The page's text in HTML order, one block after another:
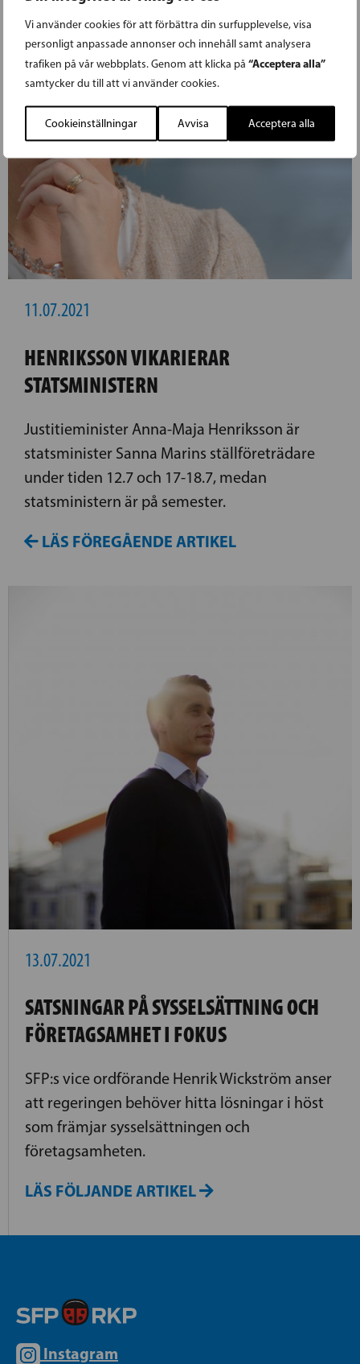
Vi använder cookies för att förbättra din surfupplevelse, visa
personligt anpassade annonser och innehåll samt analysera
trafiken på vår webbplats. Genom att klicka på “Acceptera alla”
samtycker du till att vi använder cookies.
Cookieinställningar Avvisa Acceptera alla
11.07.2021
HENRIKSSON VIKARIERAR
STATSMINISTERN
Justitieminister Anna-Maja Henriksson är
statsminister Sanna Marins ställföreträdare
under tiden 12.7 och 17-18.7, medan
statsministern är på semester.
LÄS FÖREGÅENDE ARTIKEL
13.07.2021
SATSNINGAR PÅ SYSSELSÄTTNING OCH
FÖRETAGSAMHET I FOKUS
SFP:s vice ordförande Henrik Wickström anser
att regeringen behöver hitta lösningar i höst
som främjar sysselsättningen och
företagsamheten.
LÄS FÖLJANDE ARTIKEL
Instagram